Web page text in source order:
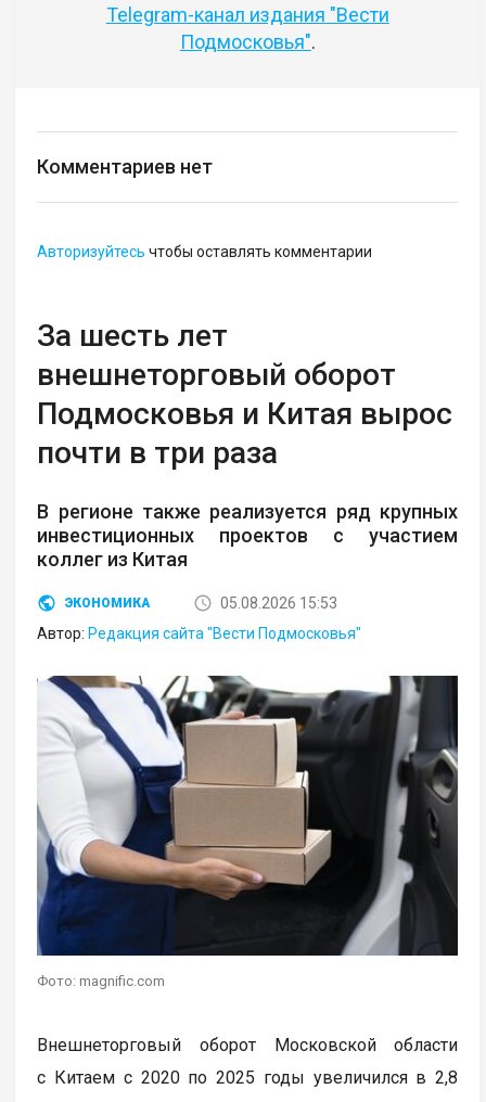
Telegram-канал издания "Вести
Подмосковья".
Комментариев нет
Авторизуйтесь чтобы оставлять комментарии
За шесть лет
внешнеторговый оборот
Подмосковья и Китая вырос
почти в три раза
В регионе также реализуется ряд крупных
инвестиционных проектов с участием
коллег из Китая
ЭКОНОМИКА
05.08.2026 15:53
Автор: Редакция сайта "Вести Подмосковья"
Фото: magnific.com
Внешнеторговый оборот Московской области
с Китаем с 2020 по 2025 годы увеличился в 2,8